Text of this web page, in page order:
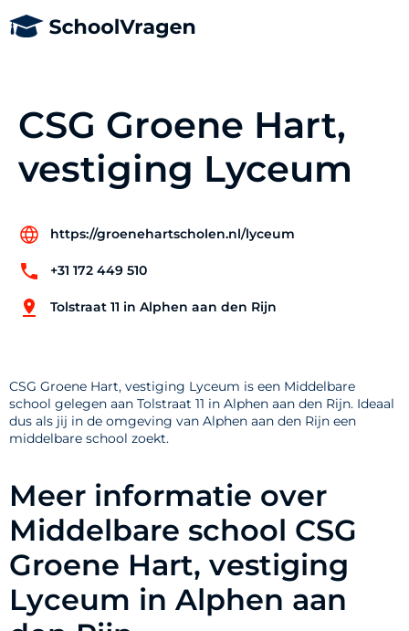
CSG Groene Hart,
vestiging Lyceum
https://groenehartscholen.nl/lyceum
+31 172 449 510
Tolstraat 11 in Alphen aan den Rijn
CSG Groene Hart, vestiging Lyceum is een Middelbare
school gelegen aan Tolstraat 11 in Alphen aan den Rijn. Ideaal
dus als jij in de omgeving van Alphen aan den Rijn een
middelbare school zoekt.
Meer informatie over
Middelbare school CSG
Groene Hart, vestiging
Lyceum in Alphen aan